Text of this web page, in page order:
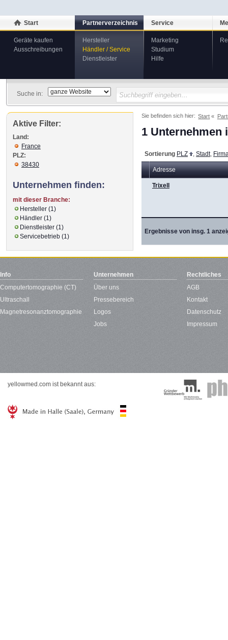
Start
Geräte kaufen
Ausschreibungen
Partnerverzeichnis
Hersteller
Händler / Service
Dienstleister
Service
Marketing
Studium
Hilfe
Suche in:
Sie befinden sich hier: Start
1 Unternehmen
Sortierung PLZ Stadt,
Adresse
Ergebnisse von insg. 1
Trixell
Aktive Filter:
Land:
France
PLZ:
38430
Unternehmen finden:
mit dieser Branche:
Hersteller (1)
Händler (1)
Dienstleister (1)
Servicebetrieb (1)
Info
Computertomographie (CT)
Ultraschall
Magnetresonanztomographie
Unternehmen
Über uns
Pressebereich
Logos
Jobs
Rechtliches
AGB
Kontakt
Datenschutz
Impressum
yellowmed.com ist bekannt aus: